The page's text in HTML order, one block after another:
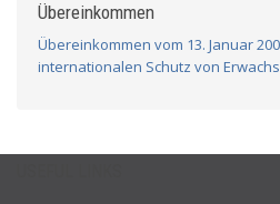
Übereinkommen
Übereinkommen vom 13. Januar
internationalen Schutz von